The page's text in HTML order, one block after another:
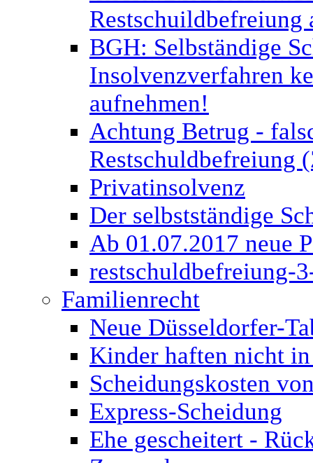
Restschuildbefreiung
BGH: Selbständige
Insolvenzverfahren
aufnehmen!
Achtung Betrug -
Restschuldbefreiung
Privatinsolvenz
Der selbstständige
Ab 01.07.2017 neue
restschuldbefreiung-
Familienrecht
Neue Düsseldorfer-
Kinder haften nicht
Scheidungskosten
Express-Scheidung
Ehe gescheitert -